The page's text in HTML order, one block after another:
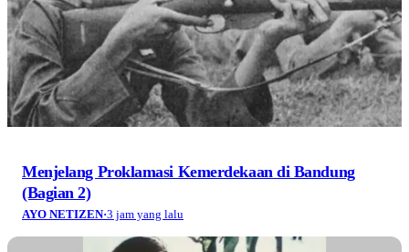
Menjelang Proklamasi Kemerdekaan di Bandung
(Bagian 2)
AYO NETIZEN·3 jam yang lalu